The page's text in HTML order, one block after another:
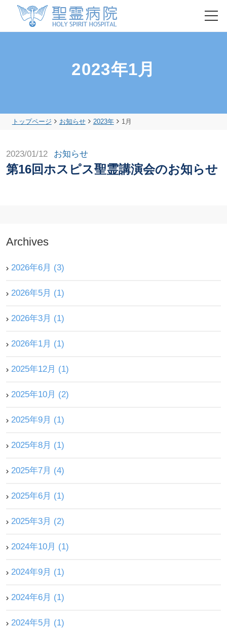
入院のご案内
聖霊病院について
2023年1月
トップページ お知らせ 2023年 1月
2023/01/12 お知らせ
第16回ホスピス聖霊講演会のお知らせ
Archives
2026年6月 (3)
2026年5月 (1)
2026年3月 (1)
2026年1月 (1)
2025年12月 (1)
2025年10月 (2)
2025年9月 (1)
2025年8月 (1)
2025年7月 (4)
2025年6月 (1)
2025年3月 (2)
2024年10月 (1)
2024年9月 (1)
2024年6月 (1)
2024年5月 (1)